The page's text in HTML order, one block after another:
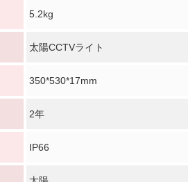
5.2kg
太陽CCTVライト
350*530*17mm
2年
IP66